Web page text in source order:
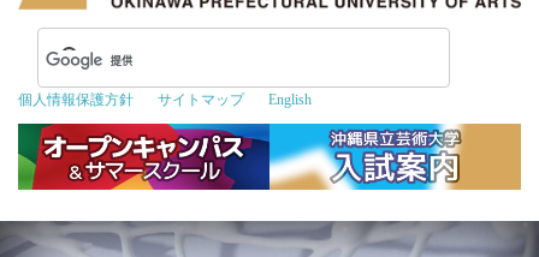
個人情報保護方針 サイトマップ English